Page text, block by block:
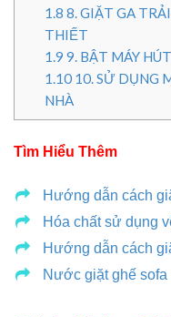
1.8 8. GIẶT GA
THIẾT
1.9 9. BẬT MÁY
1.1010. SỬ DỤNG
NHÀ
Tìm Hiểu Thêm
Hướng dẫn cách
Hóa chất sử dụng
Hướng dẫn cách
Nước giặt ghế sofa